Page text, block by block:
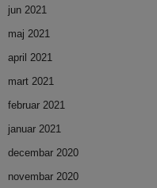
jun 2021
maj 2021
april 2021
mart 2021
februar 2021
januar 2021
decembar 2020
novembar 2020